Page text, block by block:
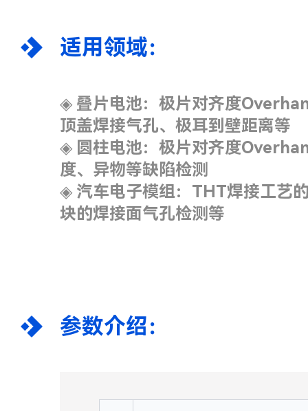
适用领域：
◈ 叠片电池：极片对齐度
顶盖焊接气孔、极耳到壁距离等
◈ 圆柱电池：极片对齐度
度、异物等缺陷检测
◈ 汽车电子模组：THT焊接工艺
块的焊接面气孔检测等
参数介绍：